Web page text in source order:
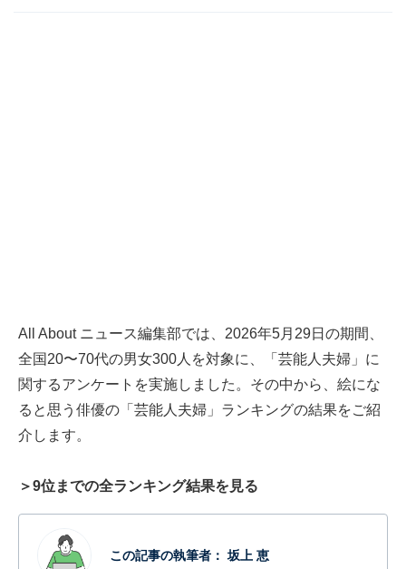
All About ニュース編集部では、2026年5月29日の期間、
全国20〜70代の男女300人を対象に、「芸能人夫婦」に
関するアンケートを実施しました。その中から、絵にな
ると思う俳優の「芸能人夫婦」ランキングの結果をご紹
介します。
＞9位までの全ランキング結果を見る
この記事の執筆者： 坂上 恵